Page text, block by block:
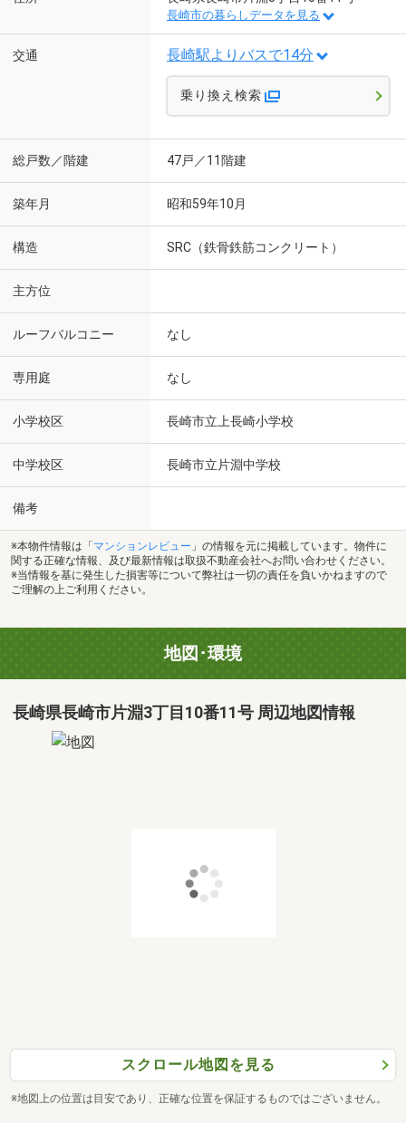
長崎市の暮らしデータを見る
交通 長崎駅よりバスで14分
乗り換え検索
総戸数／階建 47戸／11階建
築年月 昭和59年10月
構造 SRC（鉄骨鉄筋コンクリート）
主方位
ルーフバルコニー なし
専用庭 なし
小学校区 長崎市立上長崎小学校
中学校区 長崎市立片淵中学校
備考
※本物件情報は「 マンションレビュー 」の情報を元に掲載しています。物件に
関する正確な情報、及び最新情報は取扱不動産会社へお問い合わせください。
※当情報を基に発生した損害等について弊社は一切の責任を負いかねますので
ご理解の上ご利用ください。
地図･環境
長崎県長崎市片淵3丁目10番11号 周辺地図情報
スクロール地図を見る
※地図上の位置は目安であり、正確な位置を保証するものではございません。